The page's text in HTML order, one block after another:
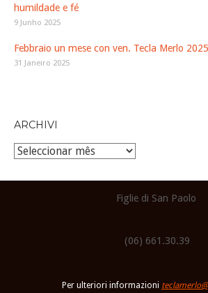
humildade e fé
9 Junho 2025
Febbraio un mese con ven. Tecla Merlo 2025
31 Janeiro 2025
ARCHIVI
Archivi
Figlie di San Paolo
(06) 661.30.39
Per ulteriori informazioni